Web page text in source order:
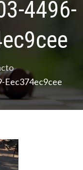
4496-
Eec374ec9cee